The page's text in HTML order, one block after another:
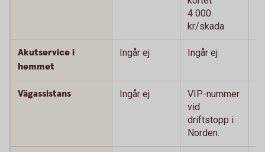
4 000
kr/skada
Akutservice i
hemmet
Ingår ej Ingår ej
Vägassistans Ingår ej
VIP-nummer
vid
driftstopp i
Norden.